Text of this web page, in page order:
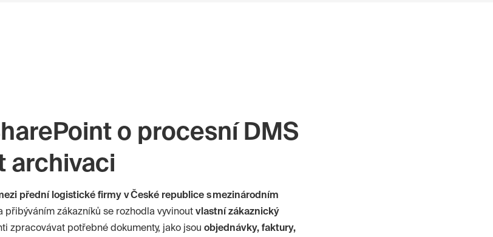
o procesní DMS
archivaci
přední logistické firmy v České republice s mezinárodním
přibýváním zákazníků se rozhodla vyvinout vlastní zákaznický
zpracovávat potřebné dokumenty, jako jsou objednávky, faktury,